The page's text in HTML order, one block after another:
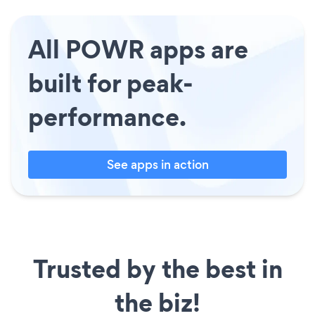
All POWR apps are
built for peak-
performance.
See apps in action
Trusted by the best in
the biz!